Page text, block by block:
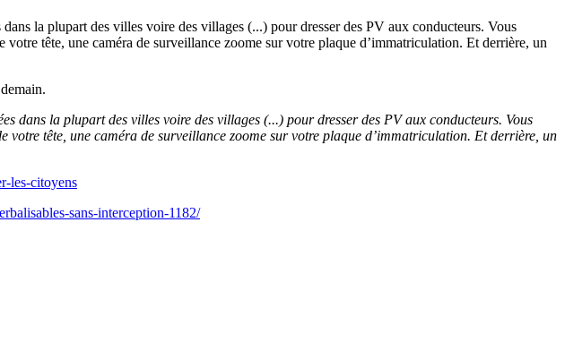
la plupart des villes voire des villages (...) pour dresser des PV aux conducteurs. Vous
tête, une caméra de surveillance zoome sur votre plaque d’immatriculation. Et derrière, un
dans la plupart des villes voire des villages (...) pour dresser des PV aux conducteurs. Vous
tête, une caméra de surveillance zoome sur votre plaque d’immatriculation. Et derrière, un
les-citoyens
sans-interception-1182/